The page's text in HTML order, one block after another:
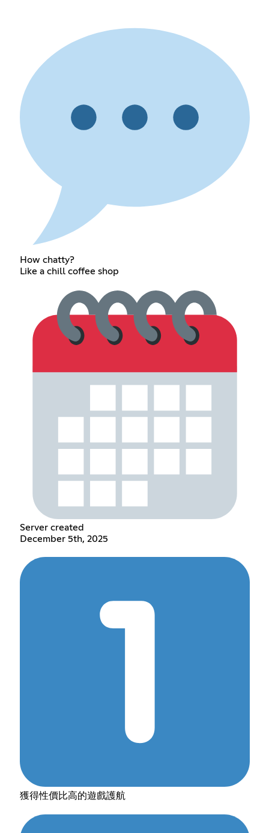
How chatty?
Like a chill coffee shop
Server created
December 5th, 2025
獲得性價比高的遊戲護航